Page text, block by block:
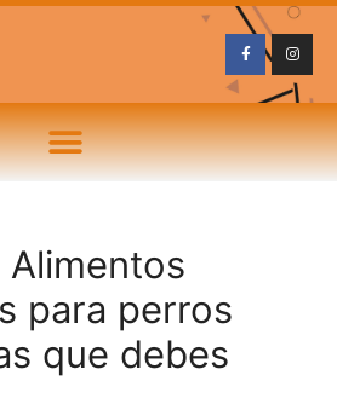
Alimentos
para perros
que debes